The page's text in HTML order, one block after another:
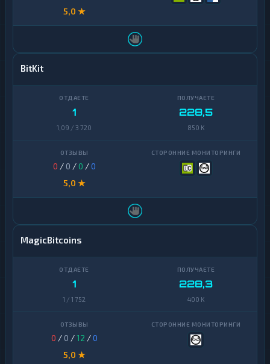
5,0 ★
BitKit
1
1,09 / 3 720
228,5
850 K
0 / 0 /0 /0
5,0 ★
MagicBitcoins
1
1 / 1 752
228,3
400 K
0 / 0 /12 /0
5,0 ★